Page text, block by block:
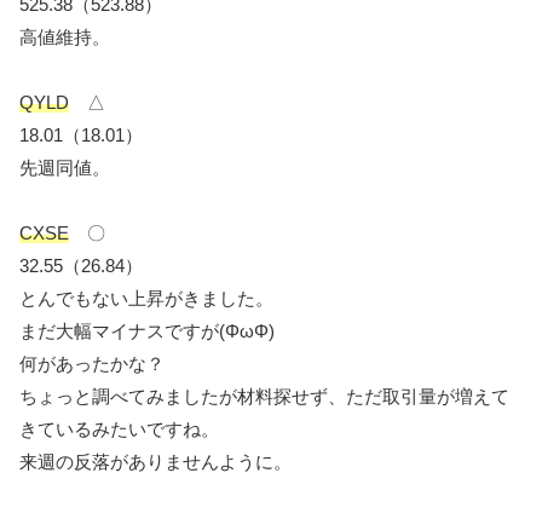
525.38（523.88）
高値維持。
QYLD △
18.01（18.01）
先週同値。
CXSE 〇
32.55（26.84）
とんでもない上昇がきました。
まだ大幅マイナスですが(ΦωΦ)
何があったかな？
ちょっと調べてみましたが材料探せず、ただ取引量が増えて
きているみたいですね。
来週の反落がありませんように。